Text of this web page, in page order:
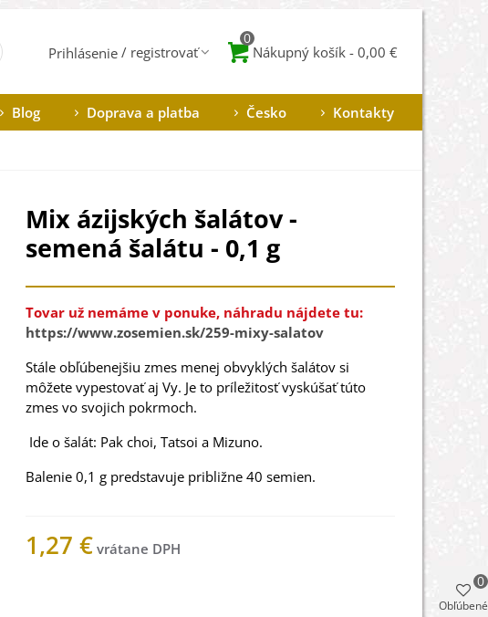
Prihlásenie
0
Nákupný košík - 0,00 €
Blog Doprava a platba Česko Kontakty
Mix ázijských šalátov -
semená šalátu - 0,1 g
Tovar už nemáme v ponuke, náhradu nájdete tu:
https://www.zosemien.sk/259-mixy-salatov
Stále obľúbenejšiu zmes menej obvyklých šalátov si
môžete vypestovať aj Vy. Je to príležitosť vyskúšať túto
zmes vo svojich pokrmoch.
Ide o šalát: Pak choi, Tatsoi a Mizuno.
Balenie 0,1 g predstavuje približne 40 semien.
1,27 €
Obľúbené
0